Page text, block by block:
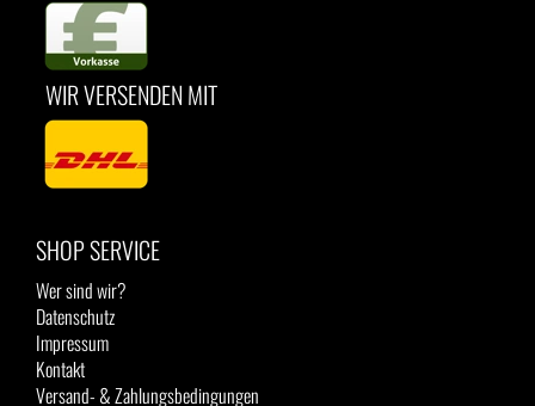
WIR VERSENDEN MIT
SHOP SERVICE
Wer sind wir?
Datenschutz
Impressum
Kontakt
Versand- & Zahlungsbedingungen